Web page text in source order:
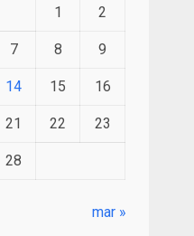
1 2
7 8 9
14 15 16
21 22 23
28
mar »